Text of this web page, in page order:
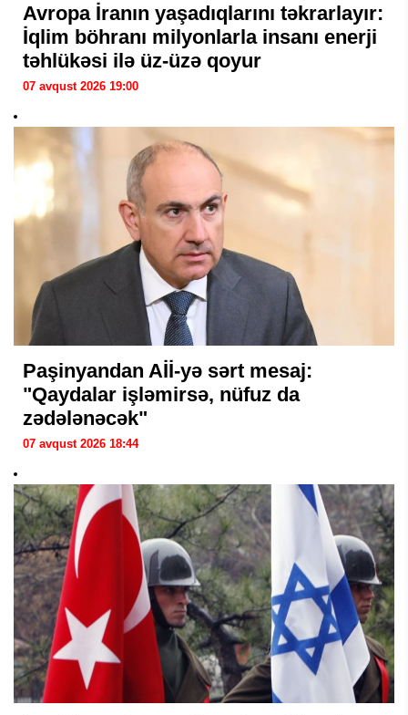
Avropa İranın yaşadıqlarını təkrarlayır:
İqlim böhranı milyonlarla insanı enerji
təhlükəsi ilə üz-üzə qoyur
07 avqust 2026 19:00
Paşinyandan Aİİ-yə sərt mesaj:
"Qaydalar işləmirsə, nüfuz da
zədələnəcək"
07 avqust 2026 18:44